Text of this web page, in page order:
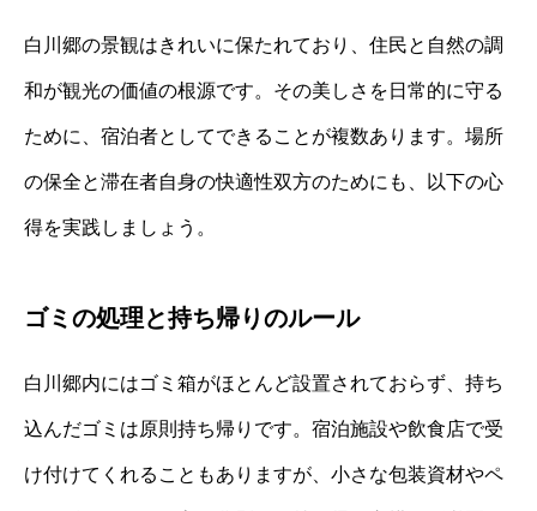
白川郷の景観はきれいに保たれており、住民と自然の調
和が観光の価値の根源です。その美しさを日常的に守る
ために、宿泊者としてできることが複数あります。場所
の保全と滞在者自身の快適性双方のためにも、以下の心
得を実践しましょう。
ゴミの処理と持ち帰りのルール
白川郷内にはゴミ箱がほとんど設置されておらず、持ち
込んだゴミは原則持ち帰りです。宿泊施設や飲食店で受
け付けてくれることもありますが、小さな包装資材やペ